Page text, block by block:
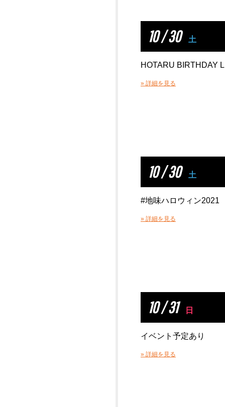
10 / 30 土
HOTARU BIRTHDAY
» 詳細を見る
10 / 30 土
#地味ハロウィン2021
» 詳細を見る
10 / 31 日
イベント予定あり
» 詳細を見る